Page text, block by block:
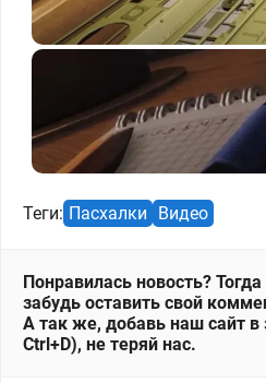
Теги: Пасхалки Видео
Понравилась новость?
забудь оставить свой
А так же, добавь наш сайт
Ctrl+D), не теряй нас.